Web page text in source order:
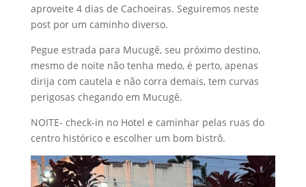
aproveite 4 dias de Cachoeiras. Seguiremos neste
post por um caminho diverso.
Pegue estrada para Mucugê, seu próximo destino,
mesmo de noite não tenha medo, é perto, apenas
dirija com cautela e não corra demais, tem curvas
perigosas chegando em Mucugê.
NOITE- check-in no Hotel e caminhar pelas ruas do
centro histórico e escolher um bom bistrô.